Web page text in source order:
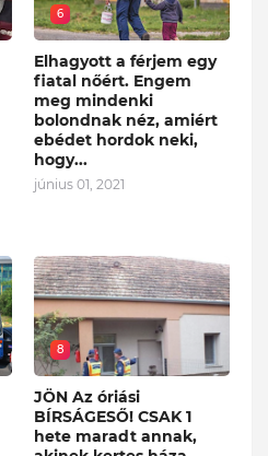
6
Elhagyott a férjem egy
fiatal nőért. Engem
meg mindenki
bolondnak néz, amiért
ebédet hordok neki,
hogy...
június 01, 2021
8
JÖN Az óriási
BÍRSÁGESŐ! CSAK 1
hete maradt annak,